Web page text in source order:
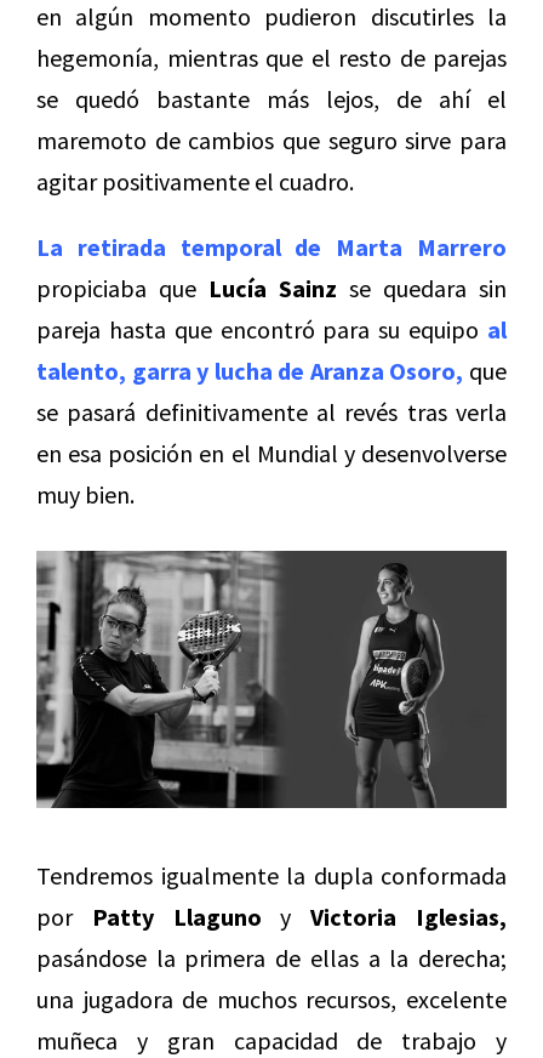
en algún momento pudieron discutirles la
hegemonía, mientras que el resto de parejas
se quedó bastante más lejos, de ahí el
maremoto de cambios que seguro sirve para
agitar positivamente el cuadro.
La retirada temporal de Marta Marrero
propiciaba que Lucía Sainz se quedara sin
pareja hasta que encontró para su equipo al
talento, garra y lucha de Aranza Osoro, que
se pasará definitivamente al revés tras verla
en esa posición en el Mundial y desenvolverse
muy bien.
Tendremos igualmente la dupla conformada
por Patty Llaguno yVictoria Iglesias,
pasándose la primera de ellas a la derecha;
una jugadora de muchos recursos, excelente
muñeca y gran capacidad de trabajo y